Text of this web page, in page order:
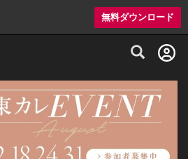
無料ダウンロード
グルメ情報・プレミアムレストラン予約